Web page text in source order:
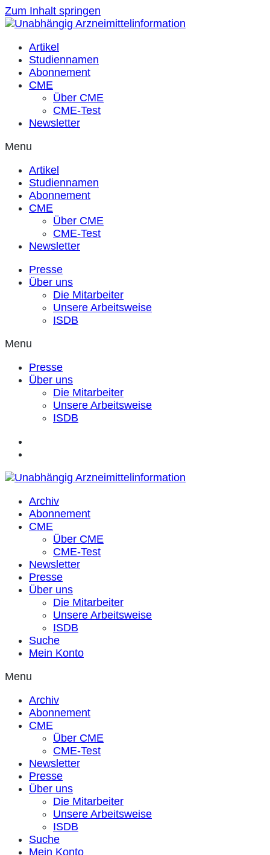
Zum Inhalt springen
Artikel
Studiennamen
Abonnement
CME
Über CME
CME-Test
Newsletter
Menu
Artikel
Studiennamen
Abonnement
CME
Über CME
CME-Test
Newsletter
Presse
Über uns
Die Mitarbeiter
Unsere Arbeitsweise
ISDB
Menu
Presse
Über uns
Die Mitarbeiter
Unsere Arbeitsweise
ISDB
Archiv
Abonnement
CME
Über CME
CME-Test
Newsletter
Presse
Über uns
Die Mitarbeiter
Unsere Arbeitsweise
ISDB
Suche
Mein Konto
Menu
Archiv
Abonnement
CME
Über CME
CME-Test
Newsletter
Presse
Über uns
Die Mitarbeiter
Unsere Arbeitsweise
ISDB
Suche
Mein Konto